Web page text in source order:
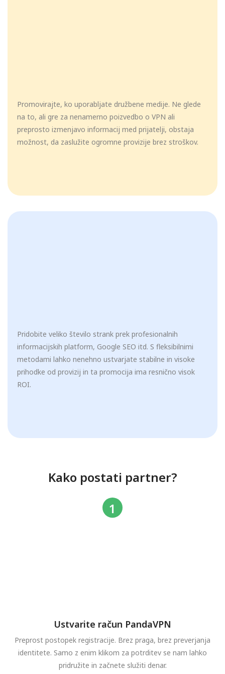
Promovirajte, ko uporabljate družbene medije. Ne glede
na to, ali gre za nenamerno poizvedbo o VPN ali
preprosto izmenjavo informacij med prijatelji, obstaja
možnost, da zaslužite ogromne provizije brez stroškov.
Pridobite veliko število strank prek profesionalnih
informacijskih platform, Google SEO itd. S fleksibilnimi
metodami lahko nenehno ustvarjate stabilne in visoke
prihodke od provizij in ta promocija ima resnično visok
ROI.
Kako postati partner?
Ustvarite račun PandaVPN
Preprost postopek registracije. Brez praga, brez preverjanja
identitete. Samo z enim klikom za potrditev se nam lahko
pridružite in začnete služiti denar.